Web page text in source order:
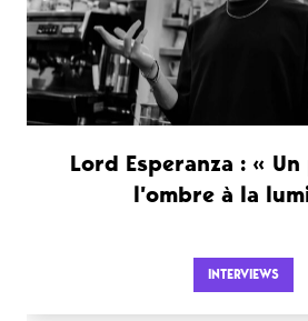
Lord Esperanza : «
l’ombre à la
INTERVIEWS